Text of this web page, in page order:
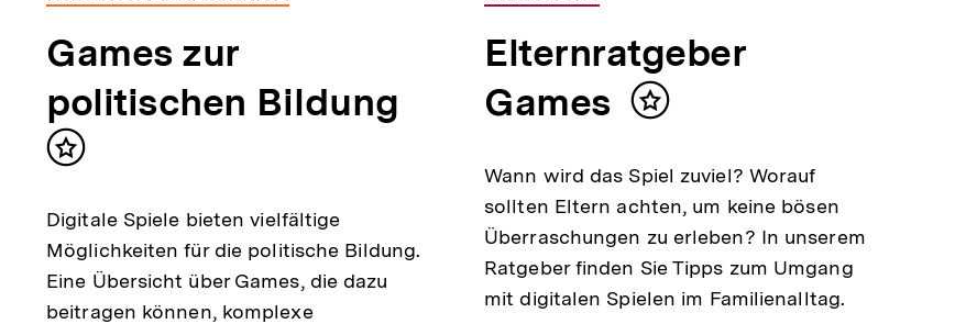
Games zur
politischen Bildung
Inhalt
Digitale Spiele bieten vielfältige
Möglichkeiten für die politische Bildung.
Eine Übersicht über Games, die dazu
beitragen können, komplexe
Elternratgeber
Games
Inhalt
Wann wird das Spiel zuviel? Worauf
sollten Eltern achten, um keine bösen
Überraschungen zu erleben? In unserem
Ratgeber finden Sie Tipps zum Umgang
mit digitalen Spielen im Familienalltag.